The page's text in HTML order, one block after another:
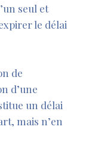
seul et
le délai
de
d’une
un délai
mais n’en